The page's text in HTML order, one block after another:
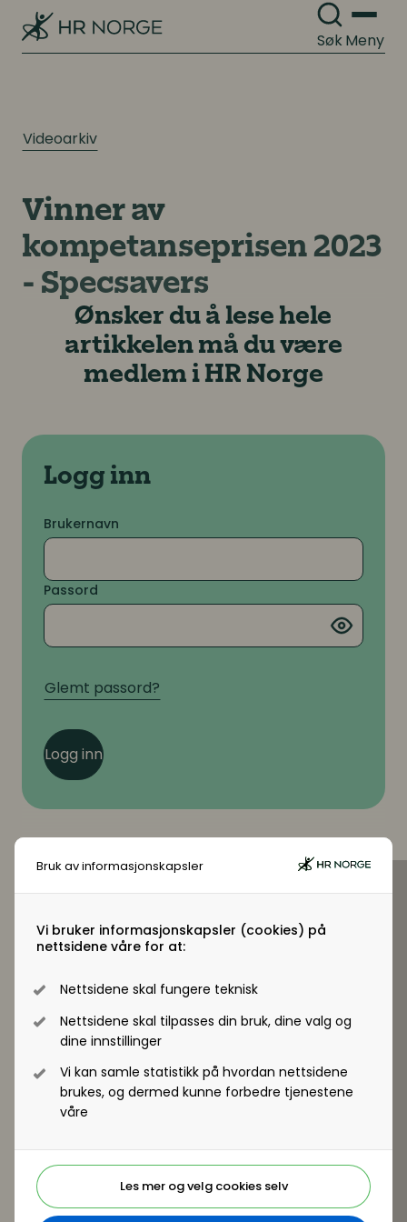
Bruk av informasjonskapsler
Vi bruker informasjonskapsler (cookies) på
nettsidene våre for at:
Nettsidene skal fungere teknisk
Nettsidene skal tilpasses din bruk, dine valg og
dine innstillinger
Vi kan samle statistikk på hvordan nettsidene
brukes, og dermed kunne forbedre tjenestene
våre
Les mer og velg cookies selv
SøkMeny
Videoarkiv
Vinner av
kompetanseprisen 2023
- Specsavers
Ønsker du å lese hele
artikkelen må du være
medlem i HR Norge
Logg inn
Brukernavn
Passord
Glemt passord?
Logg inn
Virksomhetsmedlem?
Jobber du i en virksomhet som er
virksomhetsmedlem i HR Norge får alle
medlemsfordeler.
Registrer deg - Få tilgang
Er du ikke medlem?